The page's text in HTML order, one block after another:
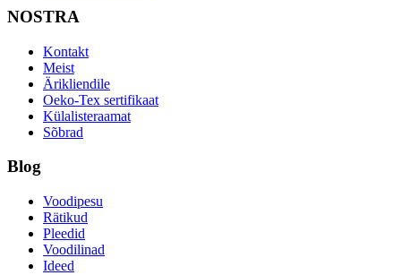
NOSTRA
Kontakt
Meist
Ärikliendile
Oeko-Tex sertifikaat
Külalisteraamat
Sõbrad
Blog
Voodipesu
Rätikud
Pleedid
Voodilinad
Ideed